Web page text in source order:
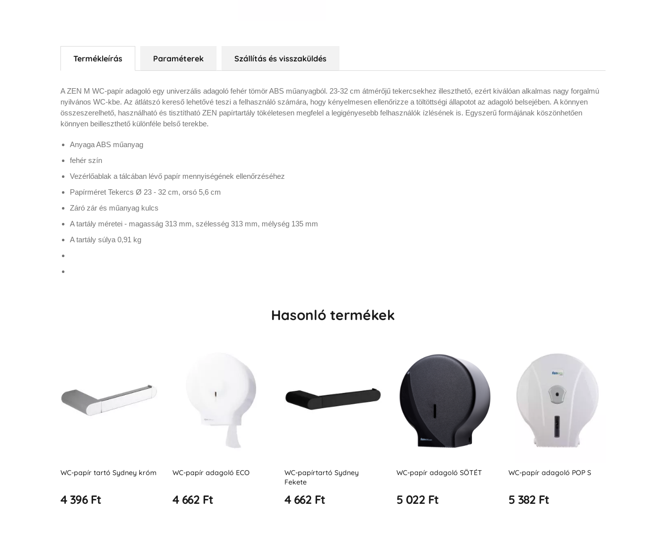
Termékleírás Paraméterek Szállítás és visszaküldés
A ZEN M WC-papír adagoló egy univerzális adagoló fehér tömör ABS műanyagból. 23-32 cm átmérőjű tekercsekhez illeszthető, ezért kiválóan alkalmas nagy forgalmú
nyilvános WC-kbe. Az átlátszó kereső lehetővé teszi a felhasználó számára, hogy kényelmesen ellenőrizze a töltöttségi állapotot az adagoló belsejében. A könnyen
összeszerelhető, használható és tisztítható ZEN papírtartály tökéletesen megfelel a legigényesebb felhasználók ízlésének is. Egyszerű formájának köszönhetően
könnyen beilleszthető különféle belső terekbe.
Anyaga ABS műanyag
fehér szín
Vezérlőablak a tálcában lévő papír mennyiségének ellenőrzéséhez
Papírméret Tekercs Ø 23 - 32 cm, orsó 5,6 cm
Záró zár és műanyag kulcs
A tartály méretei - magasság 313 mm, szélesség 313 mm, mélység 135 mm
A tartály súlya 0,91 kg
Hasonló termékek
WC-papír tartó Sydney króm
4 396 Ft
WC-papír adagoló ECO
4 662 Ft
WC-papírtartó Sydney
Fekete
4 662 Ft
WC-papír adagoló SÖTÉT
5 022 Ft
WC-papír adagoló POP S
5 382 Ft